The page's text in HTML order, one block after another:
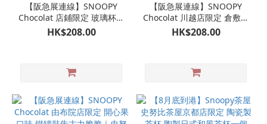
【阪急展連線】SNOOPY
Chocolat 店鋪限定 玻璃杯｜
史努比巧克力專門店
HK$208.00
【阪急展連線】SNOOPY
Chocolat 川越店限定 倉敷限
定 青提乳酪口味 鐵罐裝朱古
力脆脆｜史努比巧克力專門
HK$208.00